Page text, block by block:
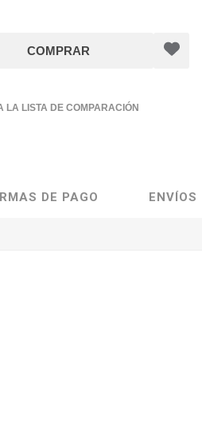
LA LISTA DE COMPARACIÓN
DE PAGO ENVÍOS